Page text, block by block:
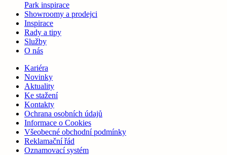
Park inspirace
Showroomy a prodejci
Inspirace
Rady a tipy
Služby
O nás
Kariéra
Novinky
Aktuality
Ke stažení
Kontakty
Ochrana osobních údajů
Informace o Cookies
Všeobecné obchodní podmínky
Reklamační řád
Oznamovací systém